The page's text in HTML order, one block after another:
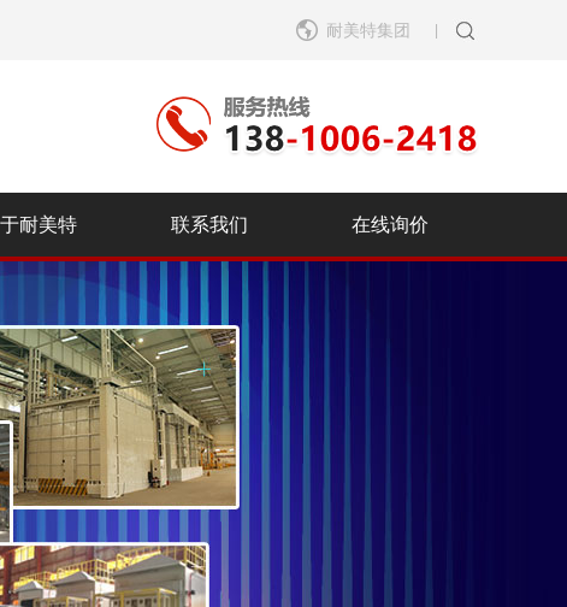
耐美特集团
耐美特 联系我们 在线询价